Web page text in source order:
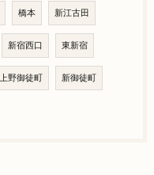
橋本 新江古田
新宿西口 東新宿
上野御徒町 新御徒町